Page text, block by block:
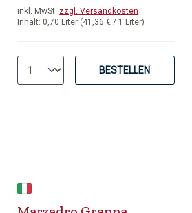
Inhalt: 0,70 Liter (41,36 € / 1 Liter)
inkl. MwSt. zzgl. Versandkosten
BESTELLEN